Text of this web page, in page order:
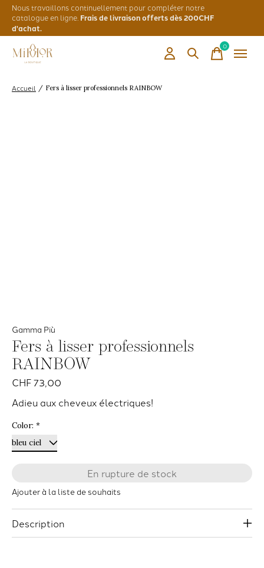
Nous travaillons continuellement pour compléter notre
catalogue en ligne. Frais de livraison offerts dès 200CHF
d'achat.
0items
Accueil / Fers à lisser professionnels RAINBOW
Gamma Più
Fers à lisser professionnels
RAINBOW
CHF 73,00
Adieu aux cheveux électriques!
Color: *
En rupture de stock
Ajouter à la liste de souhaits
Description